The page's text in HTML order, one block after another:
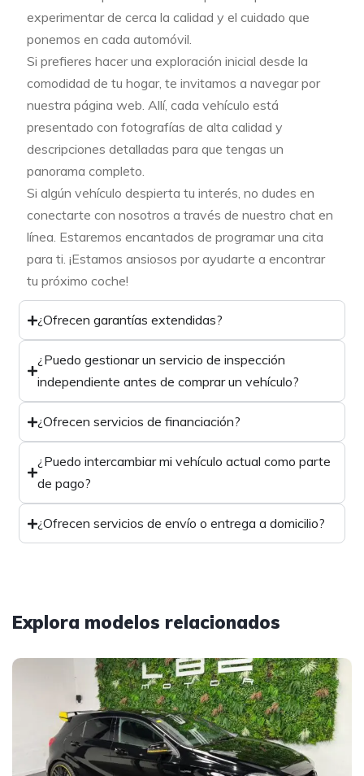
experimentar de cerca la calidad y el cuidado que
ponemos en cada automóvil.
Si prefieres hacer una exploración inicial desde la
comodidad de tu hogar, te invitamos a navegar por
nuestra página web. Allí, cada vehículo está
presentado con fotografías de alta calidad y
descripciones detalladas para que tengas un
panorama completo.
Si algún vehículo despierta tu interés, no dudes en
conectarte con nosotros a través de nuestro chat en
línea. Estaremos encantados de programar una cita
para ti. ¡Estamos ansiosos por ayudarte a encontrar
tu próximo coche!
¿Ofrecen garantías extendidas?
¿Puedo gestionar un servicio de inspección
independiente antes de comprar un vehículo?
¿Ofrecen servicios de financiación?
¿Puedo intercambiar mi vehículo actual como parte
de pago?
¿Ofrecen servicios de envío o entrega a domicilio?
Explora modelos relacionados